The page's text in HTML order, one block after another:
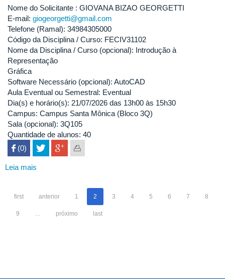
Nome do Solicitante : GIOVANA BIZAO GEORGETTI
E-mail: giogeorgetti@gmail.com
Telefone (Ramal): 34984305000
Código da Disciplina / Curso: FECIV31102
Nome da Disciplina / Curso (opcional): Introdução à
Representação
Gráfica
Software Necessário (opcional): AutoCAD
Aula Eventual ou Semestral: Eventual
Dia(s) e horário(s): 21/07/2026 das 13h00 às 15h30
Campus: Campus Santa Mônica (Bloco 3Q)
Sala (opcional): 3Q105
Quantidade de alunos: 40
 (0)
Leia mais
Introdução
first anterior 1 2 3 4 5 6 7 8
9 … próximo last